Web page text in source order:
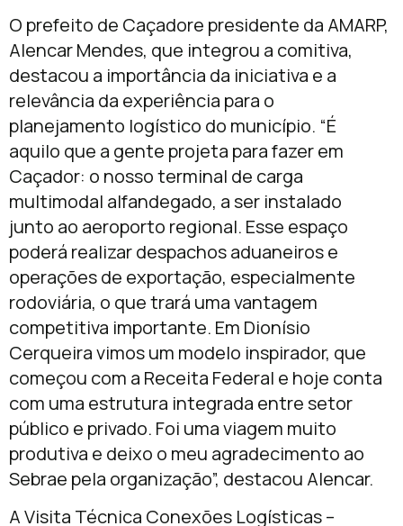
O prefeito de Caçadore presidente da AMARP,
Alencar Mendes, que integrou a comitiva,
destacou a importância da iniciativa e a
relevância da experiência para o
planejamento logístico do município. “É
aquilo que a gente projeta para fazer em
Caçador: o nosso terminal de carga
multimodal alfandegado, a ser instalado
junto ao aeroporto regional. Esse espaço
poderá realizar despachos aduaneiros e
operações de exportação, especialmente
rodoviária, o que trará uma vantagem
competitiva importante. Em Dionísio
Cerqueira vimos um modelo inspirador, que
começou com a Receita Federal e hoje conta
com uma estrutura integrada entre setor
público e privado. Foi uma viagem muito
produtiva e deixo o meu agradecimento ao
Sebrae pela organização”, destacou Alencar.
A Visita Técnica Conexões Logísticas –